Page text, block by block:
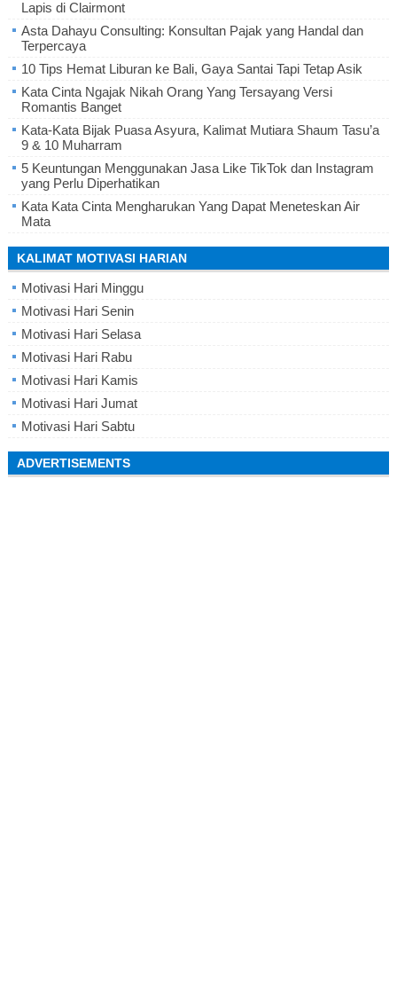
Lapis di Clairmont
Asta Dahayu Consulting: Konsultan Pajak yang Handal dan
Terpercaya
10 Tips Hemat Liburan ke Bali, Gaya Santai Tapi Tetap Asik
Kata Cinta Ngajak Nikah Orang Yang Tersayang Versi
Romantis Banget
Kata-Kata Bijak Puasa Asyura, Kalimat Mutiara Shaum Tasu’a
9 & 10 Muharram
5 Keuntungan Menggunakan Jasa Like TikTok dan Instagram
yang Perlu Diperhatikan
Kata Kata Cinta Mengharukan Yang Dapat Meneteskan Air
Mata
KALIMAT MOTIVASI HARIAN
Motivasi Hari Minggu
Motivasi Hari Senin
Motivasi Hari Selasa
Motivasi Hari Rabu
Motivasi Hari Kamis
Motivasi Hari Jumat
Motivasi Hari Sabtu
ADVERTISEMENTS